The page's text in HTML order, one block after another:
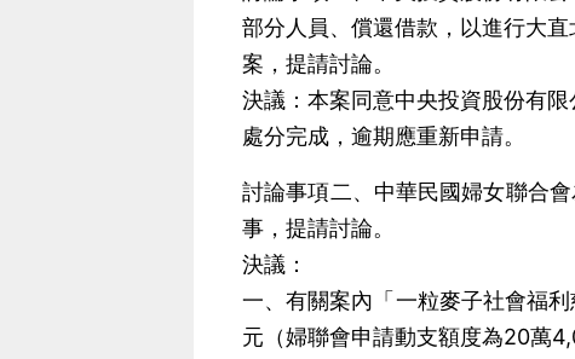
部分人員、償還借款，以進行大
案，提請討論。
決議：本案同意中央投資股份有
處分完成，逾期應重新申請。
討論事項二、中華民國婦女聯合
事，提請討論。
決議：
一、有關案內「一粒麥子社會福
元（婦聯會申請動支額度為20萬